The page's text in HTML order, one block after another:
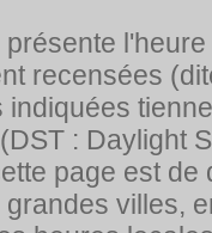
présente
recensées
indiquées
: Daylight
page est
grandes villes,